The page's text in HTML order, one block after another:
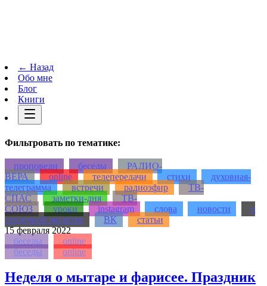
← Назад
Обо мне
Блог
Книги
Фильтровать по тематике:
проповеди беседы
РАДИО-
ВЕРА
online телепередачи стихи
духовная-
телеграмма
встречи радиоэфир
ТВ-
СПАС
заметки-дня
ТВ-
СОЮЗ
уроки instagram слова новости
о
сердечной молитве
ВК
статьи
15 февраля 2022
беседы
online
беседы
online
Неделя о мытаре и фарисее. Праздник